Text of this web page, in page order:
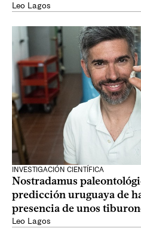
Leo Lagos
INVESTIGACIÓN CIENTÍFICA
Nostradamus
predicción uruguaya de
presencia de unos
Leo Lagos